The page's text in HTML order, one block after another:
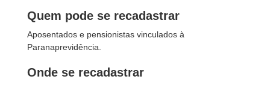
Quem pode se recadastrar
Aposentados e pensionistas vinculados à
Paranaprevidência.
Onde se recadastrar